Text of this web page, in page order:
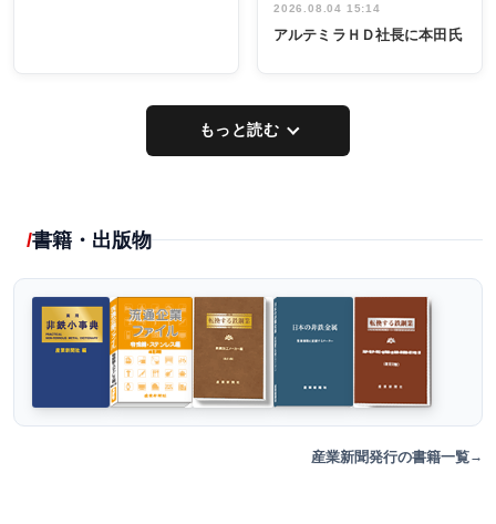
2026.08.04 15:14
アルテミラＨＤ社長に本田氏
もっと読む
書籍・出版物
産業新聞発行の書籍一覧